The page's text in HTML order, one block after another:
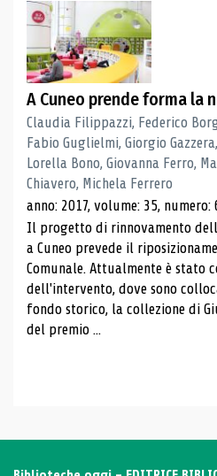
A Cuneo prende forma la
Claudia Filippazzi, Federico
Fabio Guglielmi, Giorgio
Lorella Bono, Giovanna Ferro,
Chiavero, Michela Ferrero
anno: 2017, volume: 35, numero:
Il progetto di rinnovamento
a Cuneo prevede il
Comunale. Attualmente è
dell'intervento, dove sono
fondo storico, la collezione di
del premio ...